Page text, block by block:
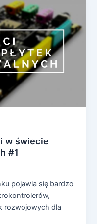
w świecie
#1
pojawia się bardzo
rozwojowych dla